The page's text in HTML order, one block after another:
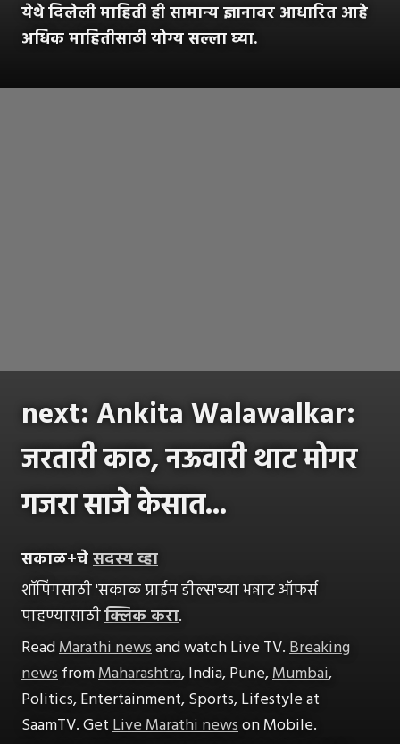
येथे दिलेली माहिती ही सामान्य ज्ञानावर आधारित आहे
अधिक माहितीसाठी योग्य सल्ला घ्या.
next: Ankita Walawalkar:
जरतारी काठ, नऊवारी थाट मोगर
गजरा साजे केसात...
सकाळ+चेसदस्य व्हा
शॉपिंगसाठी 'सकाळ प्राईम डील्स'च्या भन्नाट ऑफर्स
पाहण्यासाठीक्लिक करा.
ReadMarathi newsand watch Live TV.Breaking
newsfromMaharashtra, India, Pune,Mumbai,
Politics, Entertainment, Sports, Lifestyle at
SaamTV. GetLive Marathi newson Mobile.